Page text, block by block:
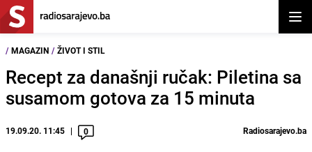
/ MAGAZIN / ŽIVOT I STIL
Recept za današnji ručak: Piletina sa
susamom gotova za 15 minuta
19.09.20. 11:45 0 Radiosarajevo.ba